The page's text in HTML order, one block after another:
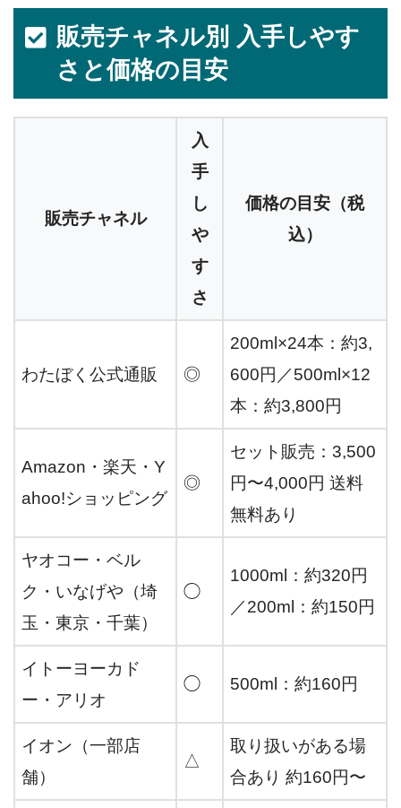
販売チャネル別 入手しやす
さと価格の目安
販売チャネル
入
手
し
や
す
さ
価格の目安（税
込）
わたぼく公式通販 ◎
200ml×24本：約3,
600円／500ml×12
本：約3,800円
Amazon・楽天・Y
ahoo!ショッピング
◎
セット販売：3,500
円〜4,000円 送料
無料あり
ヤオコー・ベル
ク・いなげや（埼
玉・東京・千葉）
◯
1000ml：約320円
／200ml：約150円
イトーヨーカド
ー・アリオ
◯ 500ml：約160円
イオン（一部店
舗）
△
取り扱いがある場
合あり 約160円〜